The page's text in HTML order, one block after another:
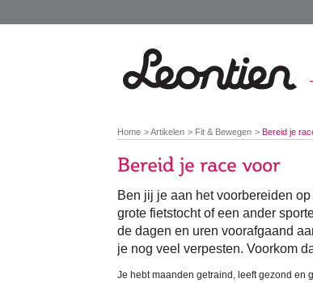
You
are
here:
Home Artikelen Fit & Bewegen Bereid je
Ben jij je aan het voorbereiden
grote fietstocht of een ander
de dagen en uren voorafgaand
je nog veel verpesten. Voorkom
Je hebt maanden getraind, leeft gezond en